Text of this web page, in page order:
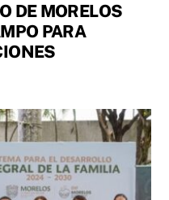
DE MORELOS
PARA